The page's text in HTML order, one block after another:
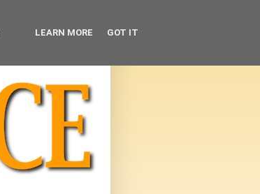
LEARN MORE GOT IT